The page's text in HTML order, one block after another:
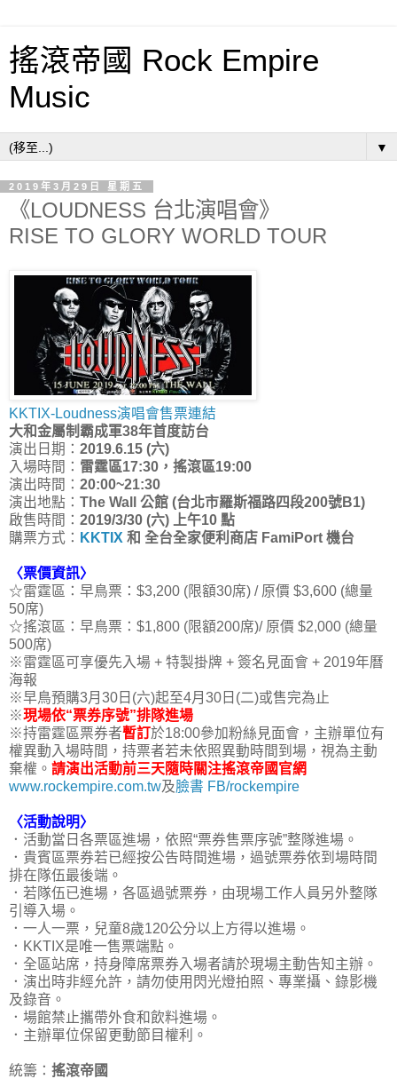
搖滾帝國 Rock Empire
Music
▼
2019年3月29日 星期五
《LOUDNESS 台北演唱會》
RISE TO GLORY WORLD TOUR
KKTIX-Loudness演唱會售票連結
大和金屬制霸成軍38年首度訪台
演出日期： 2019.6.15 (六)
入場時間： 雷霆區17:30，搖滾區19:00
演出時間： 20:00~21:30
演出地點： The Wall 公館 (台北市羅斯福路四段200號B1)
啟售時間： 2019/3/30 (六) 上午10 點
購票方式： KKTIX 和 全台全家便利商店 FamiPort 機台
〈票價資訊〉
☆雷霆區：早鳥票：$3,200 (限額30席) / 原價 $3,600 (總量
50席)
☆搖滾區：早鳥票：$1,800 (限額200席)/ 原價 $2,000 (總量
500席)
※雷霆區可享優先入場 + 特製掛牌 + 簽名見面會 + 2019年曆
海報
※早鳥預購3月30日(六)起至4月30日(二)或售完為止
※現場依“票券序號”排隊進場
※持雷霆區票券者暫訂於18:00參加粉絲見面會，主辦單位有
權異動入場時間，持票者若未依照異動時間到場，視為主動
棄權。 請演出活動前三天隨時關注搖滾帝國官網
www.rockempire.com.tw及臉書 FB/rockempire
〈活動說明〉
．活動當日各票區進場，依照“票券售票序號”整隊進場。
．貴賓區票券若已經按公告時間進場，過號票券依到場時間
排在隊伍最後端。
．若隊伍已進場，各區過號票券，由現場工作人員另外整隊
引導入場。
．一人一票，兒童8歲120公分以上方得以進場。
．KKTIX是唯一售票端點。
．全區站席，持身障席票券入場者請於現場主動告知主辦。
．演出時非經允許，請勿使用閃光燈拍照、專業攝、錄影機
及錄音。
．場館禁止攜帶外食和飲料進場。
．主辦單位保留更動節目權利。
統籌： 搖滾帝國